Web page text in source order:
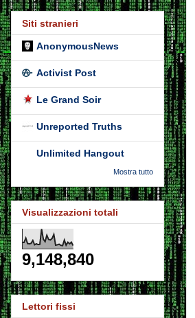
Siti stranieri
AnonymousNews
Activist Post
Le Grand Soir
Unreported Truths
Unlimited Hangout
Mostra tutto
Visualizzazioni totali
9,148,840
Lettori fissi